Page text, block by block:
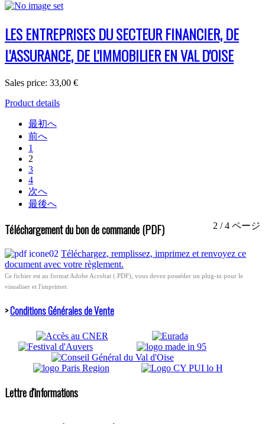
LES ENTREPRISES DU SECTEUR FINANCIER, DE
L'ASSURANCE, DE L'IMMOBILIER EN VAL D'OISE
Sales price: 33,00 €
Product details
最初へ
前へ
1
2
3
4
次へ
最後へ
2 / 4 ページ
Téléchargement du bon de commande (PDF)
Téléchargez, remplissez, imprimez et renvoyez ce
document avec votre règlement.
Ce fichier est au format Adobe Acrobat (.PDF), vous devez posséder un plug-in pour le
visualiser et l'imprimer.
>Conditions Générales de Vente
Lettre d'informations